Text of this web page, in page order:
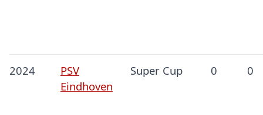
2024
PSV
Eindhoven
Super Cup 0 0